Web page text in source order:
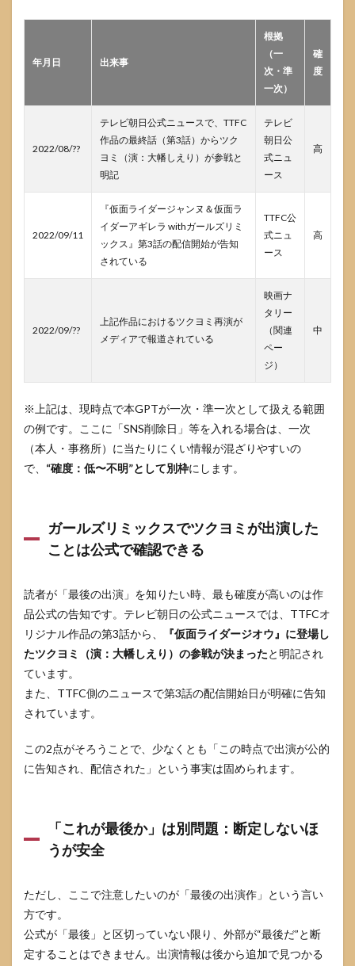
今後
戻る
りの
が次
報源
年月日 出来事
根拠
（一
次・準
一次）
確
度
2022/08/??
テレビ朝日公式ニュースで、TTFC
作品の最終話（第3話）からツク
ヨミ（演：大幡しえり）が参戦と
明記
テレビ
朝日公
式ニュ
ース
高
2022/09/11
『仮面ライダージャンヌ＆仮面ラ
イダーアギレラ withガールズリミ
ックス』第3話の配信開始が告知
されている
TTFC公
式ニュ
ース
高
2022/09/??
上記作品におけるツクヨミ再演が
メディアで報道されている
映画ナ
タリー
（関連
ペー
ジ）
中
※上記は、現時点で本GPTが一次・準一次として扱える範囲
の例です。ここに「SNS削除日」等を入れる場合は、一次
（本人・事務所）に当たりにくい情報が混ざりやすいの
で、 “確度：低〜不明”として別枠にします。
ガールズリミックスでツクヨミが出演した
ことは公式で確認できる
読者が「最後の出演」を知りたい時、最も確度が高いのは作
品公式の告知です。テレビ朝日の公式ニュースでは、TTFCオ
リジナル作品の第3話から、
『仮面ライダージオウ』に登場し
たツクヨミ（演：大幡しえり）の参戦が決まったと明記され
ています。
また、TTFC側のニュースで第3話の配信開始日が明確に告知
されています。
この2点がそろうことで、少なくとも「この時点で出演が公的
に告知され、配信された」という事実は固められます。
「これが最後か」は別問題：断定しないほ
うが安全
ただし、ここで注意したいのが「最後の出演作」という言い
方です。
公式が「最後」と区切っていない限り、外部が“最後だ”と断
定することはできません。出演情報は後から追加で見つかる